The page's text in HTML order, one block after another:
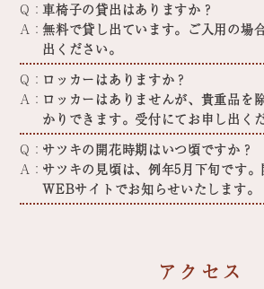
Q：車椅子の貸出はありますか？
A：無料で貸し出ています。ご入用の場
出ください。
Q： ロッカーはありますか？
A： ロッカーはありませんが、貴重品を
かりできます。受付にてお申し出く
Q：サツキの開花時期はいつ頃ですか？
A：サツキの見頃は、例年5月下旬です
WEBサイトでお知らせいたします。
アクセス